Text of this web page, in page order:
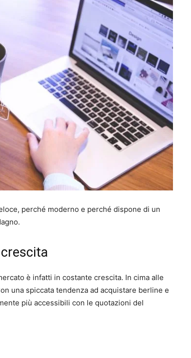
perché moderno e perché dispone di un
è infatti in costante crescita. In cima alle
una spiccata tendenza ad acquistare berline e
più accessibili con le quotazioni del